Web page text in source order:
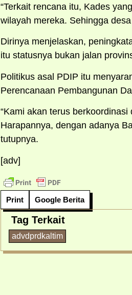
“Terkait rencana itu, Kades
wilayah mereka. Sehingga
Dirinya menjelaskan,
itu statusnya bukan jalan
Politikus asal PDIP itu
Perencanaan Pembangunan
“Kami akan terus
Harapannya, dengan adanya
tutupnya.
[adv]
Print Google Berita
Tag Terkait
advdprdkaltim